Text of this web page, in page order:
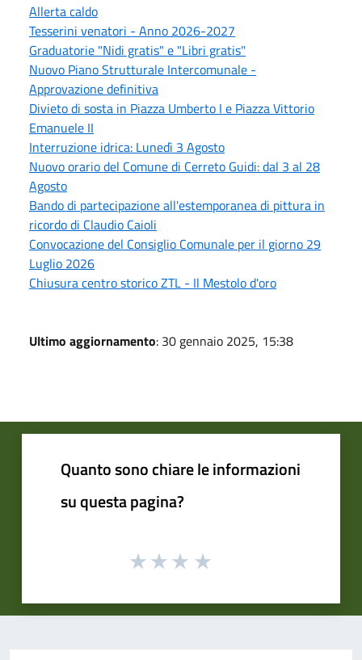
Allerta caldo
Tesserini venatori - Anno 2026-2027
Graduatorie "Nidi gratis" e "Libri gratis"
Nuovo Piano Strutturale Intercomunale -
Approvazione definitiva
Divieto di sosta in Piazza Umberto I e Piazza Vittorio
Emanuele II
Interruzione idrica: Lunedì 3 Agosto
Nuovo orario del Comune di Cerreto Guidi: dal 3 al 28
Agosto
Bando di partecipazione all'estemporanea di pittura in
ricordo di Claudio Caioli
Convocazione del Consiglio Comunale per il giorno 29
Luglio 2026
Chiusura centro storico ZTL - Il Mestolo d'oro
Ultimo aggiornamento: 30 gennaio 2025, 15:38
Quanto sono chiare le informazioni
su questa pagina?